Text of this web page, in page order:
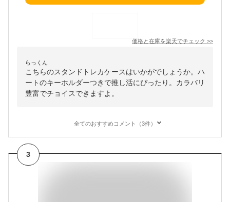
価格と在庫を楽天でチェック >>
らっくん
こちらのスタンドトレカケースはいかがでしょうか。ハ
ートのキーホルダーつきで推し活にぴったり。カラバリ
豊富でチョイスできますよ。
全てのおすすめコメント（3件）
3